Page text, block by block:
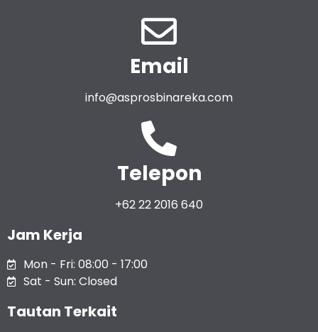
Email
info@asprosbinareka.com
Telepon
+62 22 2016 640
Jam Kerja
Mon - Fri: 08:00 - 17:00
Sat - Sun: Closed
Tautan Terkait